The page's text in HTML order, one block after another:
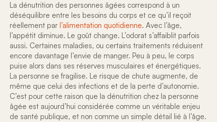
La dénutrition des personnes âgées correspond à un
déséquilibre entre les besoins du corps et ce qu’il reçoit
réellement par l’alimentation quotidienne. Avec l’âge,
l’appétit diminue. Le goût change. L’odorat s’affaiblit parfois
aussi. Certaines maladies, ou certains traitements réduisent
encore davantage l’envie de manger. Peu à peu, le corps
puise alors dans ses réserves musculaires et énergétiques.
La personne se fragilise. Le risque de chute augmente, de
même que celui des infections et de la perte d’autonomie.
C’est pour cette raison que la dénutrition chez la personne
âgée est aujourd’hui considérée comme un véritable enjeu
de santé publique, et non comme un simple détail lié à l’âge.